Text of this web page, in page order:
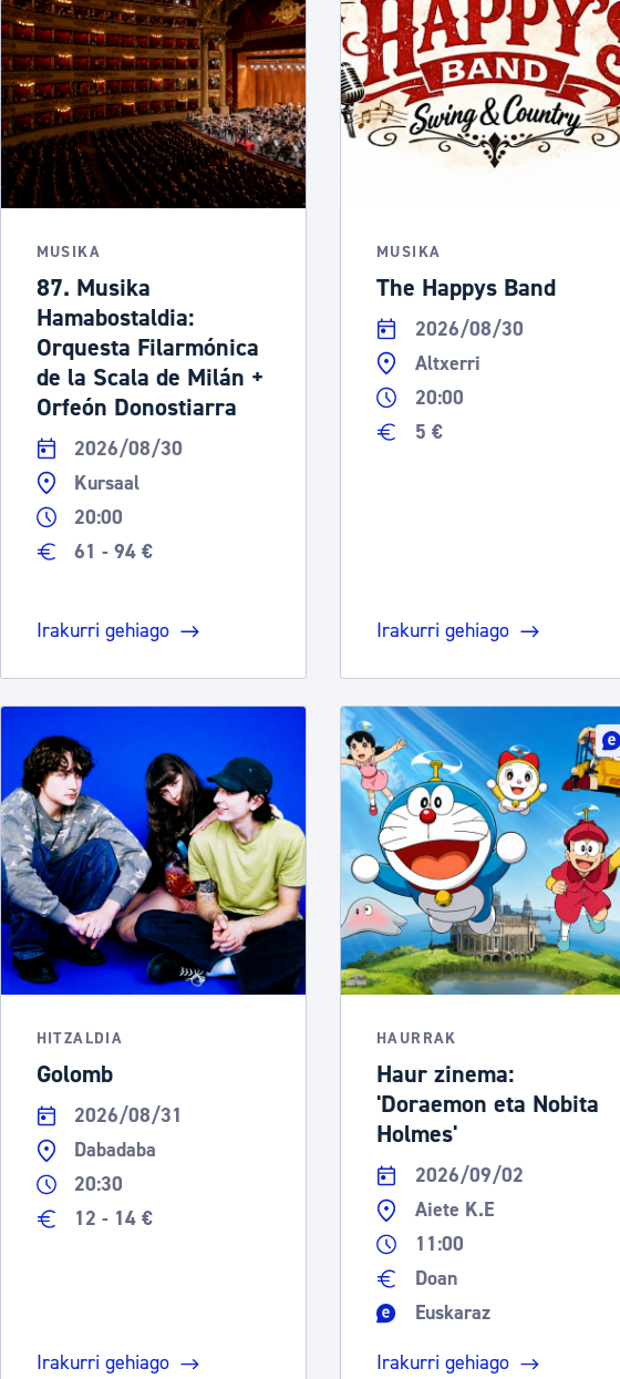
Aktualitatea
Albisteak
Abisuak
Kultur agenda
Udal administrazioa
Iragarki ofizialen taula
Egutegi fiskala
Gardentasun ataria
MUSIKA
87. Musika
Hamabostaldia:
Orquesta Filarmónica
de la Scala de Milán +
Orfeón Donostiarra
2026/08/30
Kursaal
20:00
61 - 94 €
Irakurri gehiago
MUSIKA
The Happys Band
2026/08/30
Altxerri
20:00
5 €
Irakurri gehiago
HITZALDIA
Golomb
2026/08/31
Dabadaba
20:30
12 - 14 €
Irakurri gehiago
HAURRAK
Haur zinema:
'Doraemon eta Nobita
Holmes'
2026/09/02
Aiete K.E
11:00
Doan
Euskaraz
Irakurri gehiago